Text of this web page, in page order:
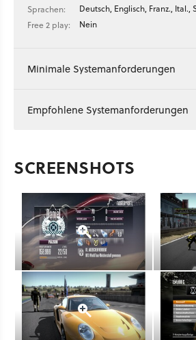
Sprachen:
Deutsch, Englisch, Franz., Ital.,
Free 2 play:
Nein
Minimale Systemanforderungen
Empfohlene Systemanforderungen
SCREENSHOTS